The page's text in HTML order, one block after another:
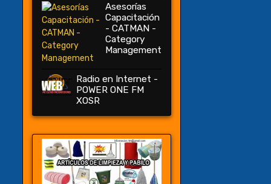
Asesorías
Capacitación
- CATMAN -
Category
Management
Radio en Internet -
POWER ONE FM
XOSR